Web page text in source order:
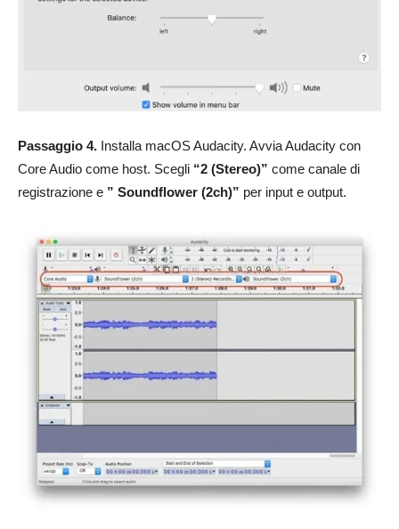
Passaggio 4. Installa macOS Audacity. Avvia Audacity con
Core Audio come host. Scegli “2 (Stereo)” come canale di
registrazione e ” Soundflower (2ch)” per input e output.